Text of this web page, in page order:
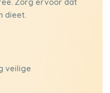
dieet.
veilige